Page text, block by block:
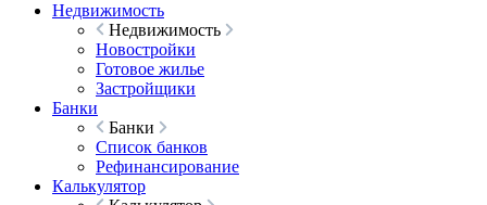
Недвижимость
Недвижимость
Новостройки
Готовое жилье
Застройщики
Банки
Банки
Список банков
Рефинансирование
Калькулятор